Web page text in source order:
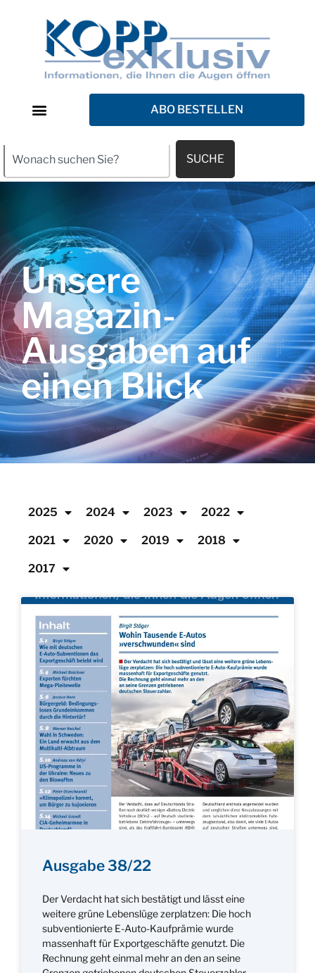
ABO BESTELLEN
SUCHE
Unsere
Magazin-
Ausgaben auf
einen Blick
2025 2024 2023 2022
2021 2020 2019 2018
2017
Ausgabe 38/22
Der Verdacht hat sich bestätigt und lässt eine
weitere grüne Lebenslüge zerplatzen: Die hoch
subventionierte E-Auto-Kaufprämie wurde
massenhaft für Exportgeschäfte genutzt. Die
Rechnung geht einmal mehr an den an seine